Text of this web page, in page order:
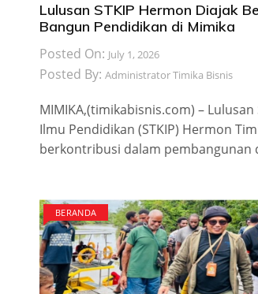
Lulusan STKIP Hermon Diajak
Bangun Pendidikan di Mimika
Posted On: July 1, 2026
Posted By: Administrator Timika Bisnis
MIMIKA,(timikabisnis.com) – Lulusan
Ilmu Pendidikan (STKIP) Hermon
berkontribusi dalam pembangunan
BERANDA